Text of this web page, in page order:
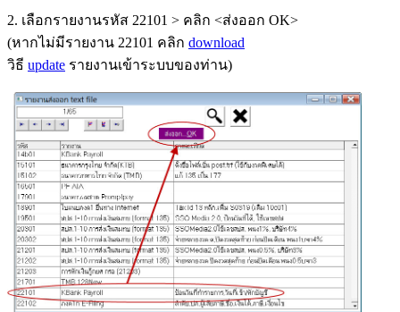
2. เลือกรายงานรหัส 22101 > คลิก <ส่งออก OK>
(หากไม่มีรายงาน 22101 คลิก download
วิธี update รายงานเข้าระบบของท่าน)